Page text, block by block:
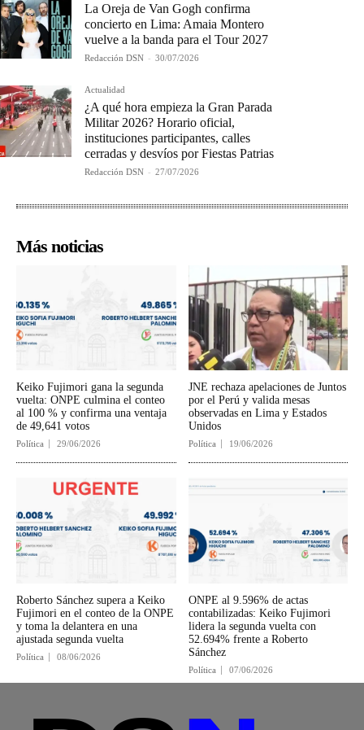
La Oreja de Van Gogh confirma
concierto en Lima: Amaia Montero
vuelve a la banda para el Tour 2027
Redacción DSN - 30/07/2026
Actualidad
¿A qué hora empieza la Gran Parada
Militar 2026? Horario oficial,
instituciones participantes, calles
cerradas y desvíos por Fiestas Patrias
Redacción DSN - 27/07/2026
Más noticias
Keiko Fujimori gana la segunda
vuelta: ONPE culmina el conteo
al 100 % y confirma una ventaja
de 49,641 votos
Política 29/06/2026
JNE rechaza apelaciones de Juntos
por el Perú y valida mesas
observadas en Lima y Estados
Unidos
Política 19/06/2026
Roberto Sánchez supera a Keiko
Fujimori en el conteo de la ONPE
y toma la delantera en una
ajustada segunda vuelta
Política 08/06/2026
ONPE al 9.596% de actas
contabilizadas: Keiko Fujimori
lidera la segunda vuelta con
52.694% frente a Roberto
Sánchez
Política 07/06/2026